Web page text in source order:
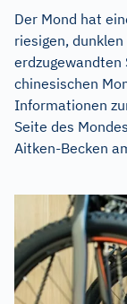
Der Mond hat
riesigen,
erdzugewandten
chinesischen
Informationen
Seite des
Aitken-Becken